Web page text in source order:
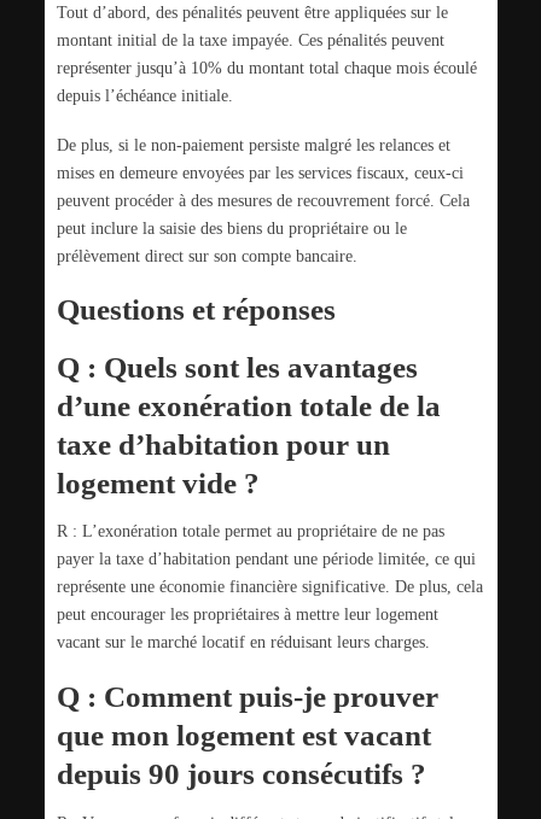
Tout d’abord, des pénalités peuvent être appliquées sur le
montant initial de la taxe impayée. Ces pénalités peuvent
représenter jusqu’à 10% du montant total chaque mois écoulé
depuis l’échéance initiale.
De plus, si le non-paiement persiste malgré les relances et
mises en demeure envoyées par les services fiscaux, ceux-ci
peuvent procéder à des mesures de recouvrement forcé. Cela
peut inclure la saisie des biens du propriétaire ou le
prélèvement direct sur son compte bancaire.
Questions et réponses
Q : Quels sont les avantages
d’une exonération totale de la
taxe d’habitation pour un
logement vide ?
R : L’exonération totale permet au propriétaire de ne pas
payer la taxe d’habitation pendant une période limitée, ce qui
représente une économie financière significative. De plus, cela
peut encourager les propriétaires à mettre leur logement
vacant sur le marché locatif en réduisant leurs charges.
Q : Comment puis-je prouver
que mon logement est vacant
depuis 90 jours consécutifs ?